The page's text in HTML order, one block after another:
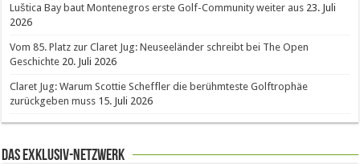
Luštica Bay baut Montenegros erste Golf-Community weiter aus 23. Juli
2026
Vom 85. Platz zur Claret Jug: Neuseeländer schreibt bei The Open
Geschichte 20. Juli 2026
Claret Jug: Warum Scottie Scheffler die berühmteste Golftrophäe
zurückgeben muss 15. Juli 2026
Das Exklusiv-Netzwerk